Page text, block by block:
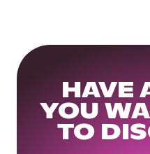
HAVE
YOU
TO